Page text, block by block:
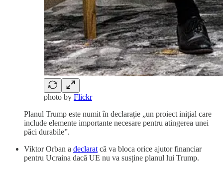
photo by Flickr
Planul Trump este numit în declarație „un proiect inițial care
include elemente importante necesare pentru atingerea unei
păci durabile”.
Viktor Orban a declarat că va bloca orice ajutor financiar
pentru Ucraina dacă UE nu va susține planul lui Trump.